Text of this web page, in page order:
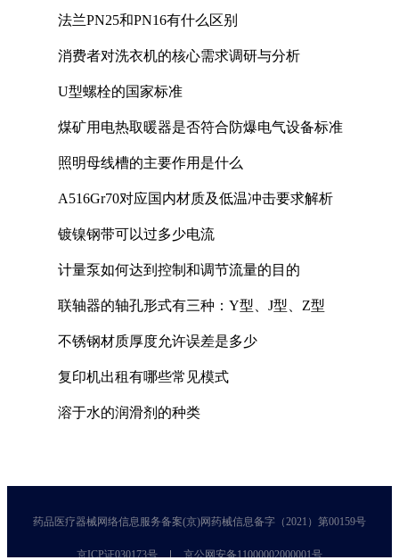
法兰PN25和PN16有什么区别
消费者对洗衣机的核心需求调研与分析
U型螺栓的国家标准
煤矿用电热取暖器是否符合防爆电气设备标准
照明母线槽的主要作用是什么
A516Gr70对应国内材质及低温冲击要求解析
镀镍钢带可以过多少电流
计量泵如何达到控制和调节流量的目的
联轴器的轴孔形式有三种：Y型、J型、Z型
不锈钢材质厚度允许误差是多少
复印机出租有哪些常见模式
溶于水的润滑剂的种类
药品医疗器械网络信息服务备案(京)网药械信息备字（2021）第00159号
京ICP证030173号 京公网安备11000002000001号